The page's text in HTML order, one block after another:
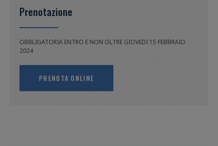
Prenotazione
OBBLIGATORIA ENTRO E NON OLTRE GIOVEDI 15 FEBBRAIO
2024
PRENOTA ONLINE